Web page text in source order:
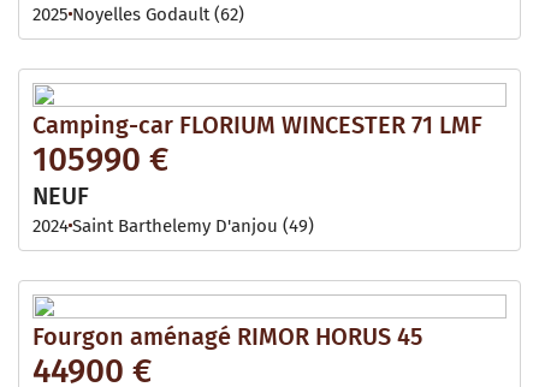
2025 Noyelles Godault (62)
Camping-car FLORIUM WINCESTER 71 LMF
105990 €
NEUF
2024Saint Barthelemy D'anjou (49)
Fourgon aménagé RIMOR HORUS 45
44900 €